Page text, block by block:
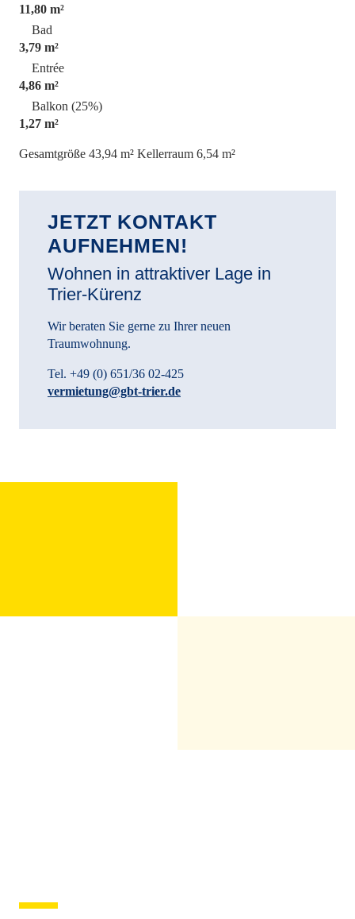
11,80 m²
Bad
3,79 m²
Entrée
4,86 m²
Balkon (25%)
1,27 m²
Gesamtgröße 43,94 m² Kellerraum 6,54 m²
JETZT KONTAKT
AUFNEHMEN!
Wohnen in attraktiver Lage in
Trier-Kürenz
Wir beraten Sie gerne zu Ihrer neuen
Traumwohnung.
Tel. +49 (0) 651/36 02-425
vermietung@gbt-trier.de